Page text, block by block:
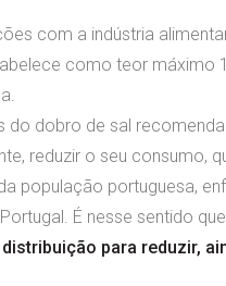
com a indústria
como teor máximo
dobro de sal
reduzir o seu
população portuguesa,
É nesse sentido
para reduzir,